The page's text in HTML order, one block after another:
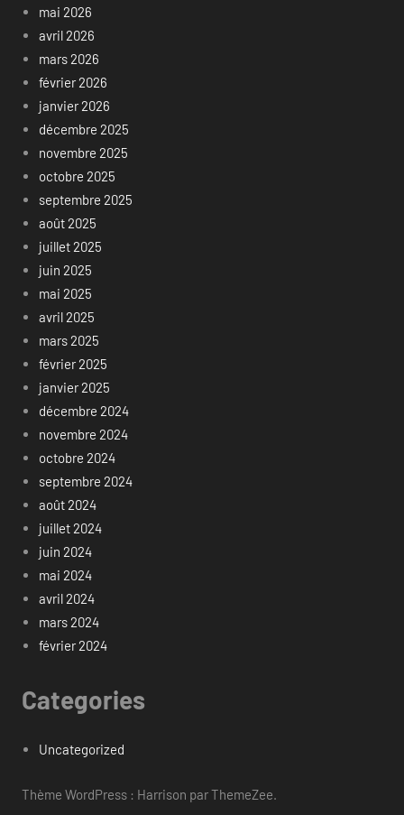
mai 2026
avril 2026
mars 2026
février 2026
janvier 2026
décembre 2025
novembre 2025
octobre 2025
septembre 2025
août 2025
juillet 2025
juin 2025
mai 2025
avril 2025
mars 2025
février 2025
janvier 2025
décembre 2024
novembre 2024
octobre 2024
septembre 2024
août 2024
juillet 2024
juin 2024
mai 2024
avril 2024
mars 2024
février 2024
Categories
Uncategorized
Thème WordPress : Harrison par ThemeZee.